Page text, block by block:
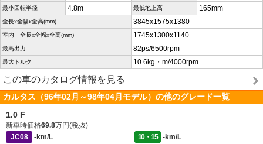
最小回転半径 4.8m 最低地上高 165mm
全長x全幅x全高(mm) 3845x1575x1380
室内 全長x全幅x全高(mm) 1745x1300x1140
最高出力 82ps/6500rpm
最大トルク 10.6kg・m/4000rpm
この車のカタログ情報を見る
カルタス（96年02月～98年04月モデル）の他のグレード一覧
1.0 F
新車時価格69.8万円(税抜)
JC08
-km/L 10・15
-km/L